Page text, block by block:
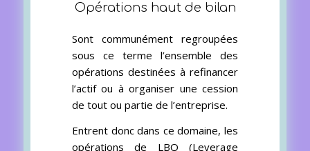
Opérations haut de bilan
Sont communément regroupées
sous ce terme l’ensemble des
opérations destinées à refinancer
l’actif ou à organiser une cession
de tout ou partie de l’entreprise.
Entrent donc dans ce domaine, les
opérations de LBO (Leverage